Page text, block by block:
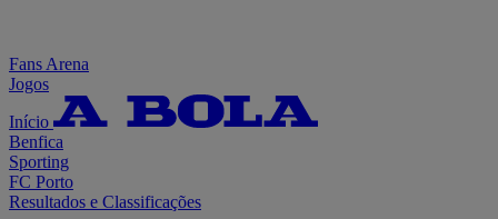
Fans Arena
Jogos
Início
Benfica
Sporting
FC Porto
Resultados e Classificações